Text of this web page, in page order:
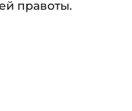
правоты.